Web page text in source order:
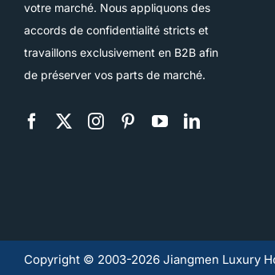
votre marché. Nous appliquons des
accords de confidentialité stricts et
travaillons exclusivement en B2B afin
de préserver vos parts de marché.
Copyright © 2003-2026 Jiangmen Luxury